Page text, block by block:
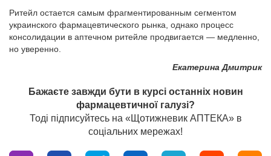
Ритейл остается самым фрагментированным сегментом
украинского фармацевтического рынка, однако процесс
консолидации в аптечном ритейле продвигается — медленно,
но уверенно.
Екатерина Дмитрик
Бажаєте завжди бути в курсі останніх новин
фармацевтичної галузі?
Тоді підписуйтесь на «Щотижневик АПТЕКА» в
соціальних мережах!